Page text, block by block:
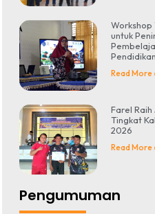
Workshop
untuk
Pendidikan
Read More
Farel Raih
Tingkat
2026
Read More
Pengumuman